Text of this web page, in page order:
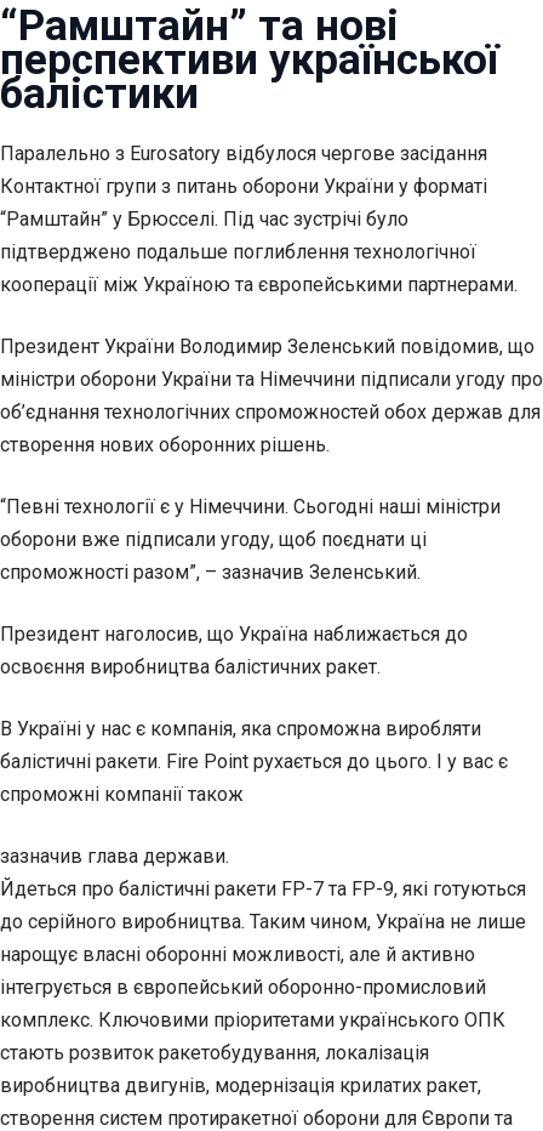
“Рамштайн” та нові
перспективи української
балістики
Паралельно з Eurosatory відбулося чергове засідання
Контактної групи з питань оборони України у форматі
“Рамштайн” у Брюсселі. Під час зустрічі було
підтверджено подальше поглиблення технологічної
кооперації між Україною та європейськими партнерами.
Президент України Володимир Зеленський повідомив, що
міністри оборони України та Німеччини підписали угоду про
об’єднання технологічних спроможностей обох держав для
створення нових оборонних рішень.
“Певні технології є у Німеччини. Сьогодні наші міністри
оборони вже підписали угоду, щоб поєднати ці
спроможності разом”, – зазначив Зеленський.
Президент наголосив, що Україна наближається до
освоєння виробництва балістичних ракет.
В Україні у нас є компанія, яка спроможна виробляти
балістичні ракети. Fire Point рухається до цього. І у вас є
спроможні компанії також
зазначив глава держави.
Йдеться про балістичні ракети FP-7 та FP-9, які готуються
до серійного виробництва. Таким чином, Україна не лише
нарощує власні оборонні можливості, але й активно
інтегрується в європейський оборонно-промисловий
комплекс. Ключовими пріоритетами українського ОПК
стають розвиток ракетобудування, локалізація
виробництва двигунів, модернізація крилатих ракет,
створення систем протиракетної оборони для Європи та